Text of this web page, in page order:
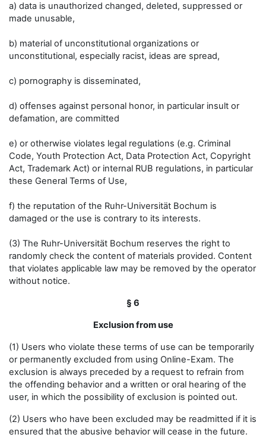
a) data is unauthorized changed, deleted, suppressed or
made unusable,
b) material of unconstitutional organizations or
unconstitutional, especially racist, ideas are spread,
c) pornography is disseminated,
d) offenses against personal honor, in particular insult or
defamation, are committed
e) or otherwise violates legal regulations (e.g. Criminal
Code, Youth Protection Act, Data Protection Act, Copyright
Act, Trademark Act) or internal RUB regulations, in particular
these General Terms of Use,
f) the reputation of the Ruhr-Universität Bochum is
damaged or the use is contrary to its interests.
(3) The Ruhr-Universität Bochum reserves the right to
randomly check the content of materials provided. Content
that violates applicable law may be removed by the operator
without notice.
§ 6
Exclusion from use
(1) Users who violate these terms of use can be temporarily
or permanently excluded from using Online-Exam. The
exclusion is always preceded by a request to refrain from
the offending behavior and a written or oral hearing of the
user, in which the possibility of exclusion is pointed out.
(2) Users who have been excluded may be readmitted if it is
ensured that the abusive behavior will cease in the future.